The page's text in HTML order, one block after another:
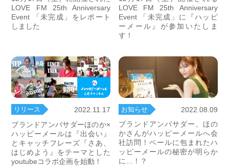
LOVE FM 25th Anniversary
Event 「未完成」をレポート
しました
LOVE FM 25th Anniversary
Event 「未完成」に『ハッピ
ーメール』が参加いたしま
す！
リリース
2022.11.17
ブランドアンバサダーほのか×
ハッピーメールは『出会い』
とキャッチフレーズ『さあ、
はじめよう』をテーマとした
youtubeコラボ企画を始動！
お知らせ
2022.08.09
ブランドアンバサダー、ほの
かさんがハッピーメールへ会
社訪問！ベールに包まれたハ
ッピーメールの秘密が明らか
に…！？